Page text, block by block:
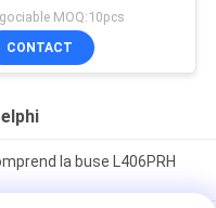
/ 33800-
MOQ:10pcs
CONTACT
la buse L406PRH